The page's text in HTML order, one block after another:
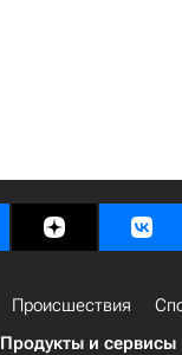
Происшествия
Продукты и сервисы